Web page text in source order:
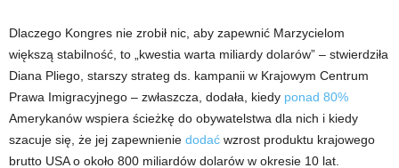
Dlaczego Kongres nie zrobił nic, aby zapewnić Marzycielom
większą stabilność, to „kwestia warta miliardy dolarów” – stwierdziła
Diana Pliego, starszy strateg ds. kampanii w Krajowym Centrum
Prawa Imigracyjnego – zwłaszcza, dodała, kiedy ponad 80%
Amerykanów wspiera ścieżkę do obywatelstwa dla nich i kiedy
szacuje się, że jej zapewnienie dodać wzrost produktu krajowego
brutto USA o około 800 miliardów dolarów w okresie 10 lat.